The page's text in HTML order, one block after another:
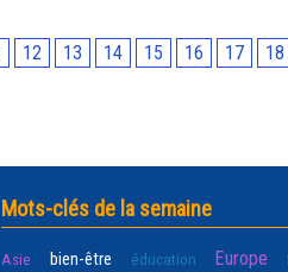
12 13 14 15 16 17 18
Mots-clés de la semaine
Asie bien-être éducation Europe